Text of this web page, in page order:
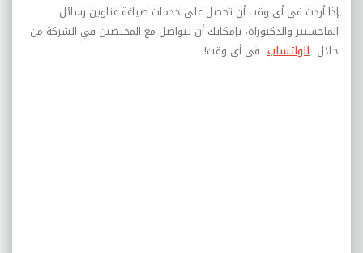
إذا أردت في أي وقت أن تحصل على خدمات صياغة عناوين رسائل
الماجستير والدكتوراه، بإمكانك أن تتواصل مع المختصين في الشركة من
خلال الواتساب في أي وقت!